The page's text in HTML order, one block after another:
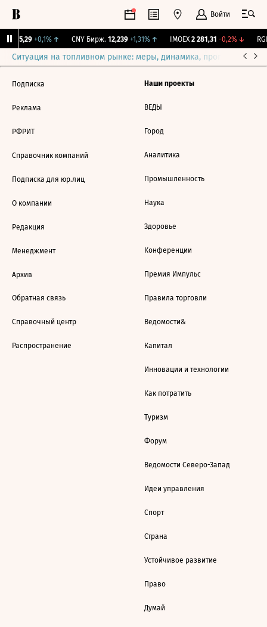
Войти
115,29 +0,1%↑ CNY Бирж. 12,239 +1,31%↑ IMOEX 2 281,31 -0,2%↓
Ситуация на топливном рынке: меры, динамика, прогнозы
Подписка
Реклама
РФРИТ
Справочник компаний
Подписка для юр.лиц
О компании
Редакция
Менеджмент
Архив
Обратная связь
Справочный центр
Распространение
Наши проекты
ВЕДЫ
Город
Аналитика
Промышленность
Наука
Здоровье
Конференции
Премия Импульс
Правила торговли
Ведомости&
Капитал
Инновации и технологии
Как потратить
Туризм
Форум
Ведомости Северо-Запад
Идеи управления
Спорт
Страна
Устойчивое развитие
Право
Думай